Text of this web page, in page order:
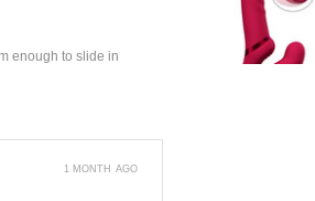
enough to slide in
1 MONTH AGO